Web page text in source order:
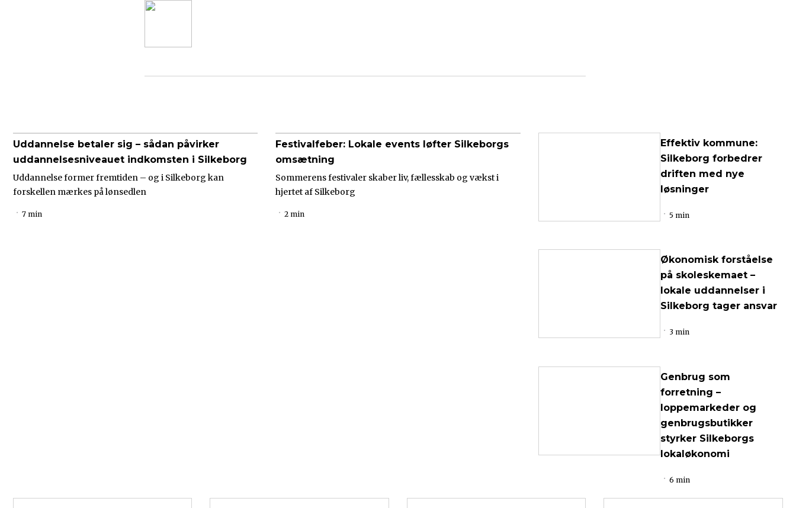
Uddannelse betaler sig – sådan påvirker
uddannelsesniveauet indkomsten i Silkeborg
Uddannelse former fremtiden – og i Silkeborg kan
forskellen mærkes på lønsedlen
7 min
Festivalfeber: Lokale events løfter Silkeborgs
omsætning
Sommerens festivaler skaber liv, fællesskab og vækst i
hjertet af Silkeborg
2 min
Effektiv kommune:
Silkeborg forbedrer
driften med nye
løsninger
5 min
Økonomisk forståelse
på skoleskemaet –
lokale uddannelser i
Silkeborg tager ansvar
3 min
Genbrug som
forretning –
loppemarkeder og
genbrugsbutikker
styrker Silkeborgs
lokaløkonomi
6 min